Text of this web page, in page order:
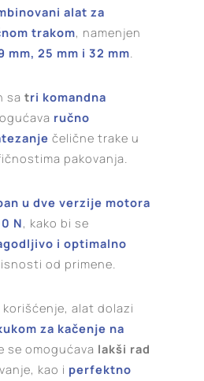
alat za
trakom, namenjen
mm, 25 mm i 32 mm.
sa tri komandna
ručno
čelične trake u
pakovanja.
u dve verzije motora
N, kako bi se
i optimalno
od primene.
alat dolazi
za kačenje na
se omogućava lakši rad
kao i perfektno